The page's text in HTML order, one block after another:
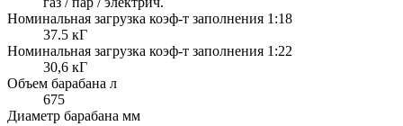
Номинальная загрузка коэф-т заполнения 1:18
37.5 кГ
Номинальная загрузка коэф-т заполнения 1:22
30,6 кГ
Объем барабана л
675
Диаметр барабана мм